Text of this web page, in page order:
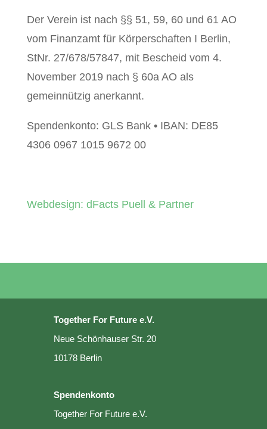
Der Verein ist nach §§ 51, 59, 60 und 61 AO
vom Finanzamt für Körperschaften I Berlin,
StNr. 27/678/57847, mit Bescheid vom 4.
November 2019 nach § 60a AO als
gemeinnützig anerkannt.
Spendenkonto: GLS Bank • IBAN: DE85
4306 0967 1015 9672 00
Webdesign: dFacts Puell & Partner
Together For Future e.V.
Neue Schönhauser Str. 20
10178 Berlin
Spendenkonto
Together For Future e.V.